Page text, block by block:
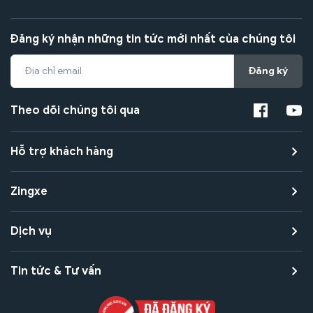
Đăng ký nhận những tin tức mới nhất của chúng tôi
Đăng ký
Theo dõi chúng tôi qua
Hỗ trợ khách hàng
Zingxe
Dịch vụ
Tin tức & Tư vấn